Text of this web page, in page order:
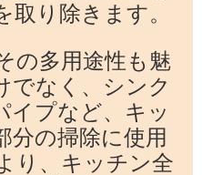
取り除きます。
の多用途性も魅
でなく、シンク
イプなど、キッ
分の掃除に使用
り、キッチン全